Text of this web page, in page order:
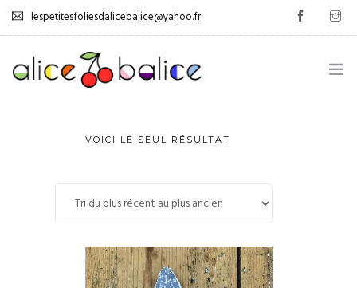
lespetitesfoliesdalicebalice@yahoo.fr
VOICI LE SEUL RÉSULTAT